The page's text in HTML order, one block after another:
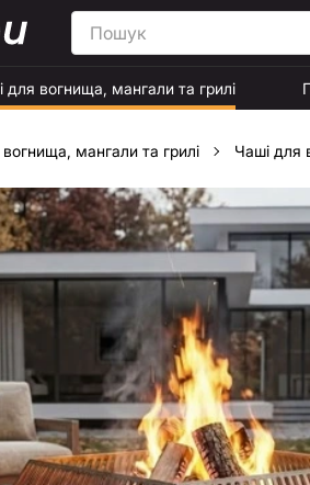
для вогнища, мангали та грилі
мангали та грилі Чаші для